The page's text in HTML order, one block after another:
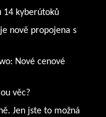
14 kyberútoků
nově propojena s
Nové cenové
věc?
Jen jste to možná